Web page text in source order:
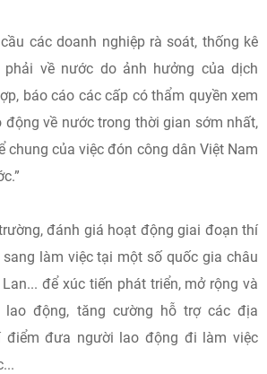
các doanh nghiệp rà soát, thống kê
về nước do ảnh hưởng của dịch
báo cáo các cấp có thẩm quyền xem
về nước trong thời gian sớm nhất,
chung của việc đón công dân Việt Nam
đánh giá hoạt động giai đoạn thí
làm việc tại một số quốc gia châu
để xúc tiến phát triển, mở rộng và
động, tăng cường hỗ trợ các địa
điểm đưa người lao động đi làm việc